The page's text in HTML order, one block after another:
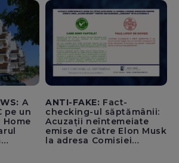
A
pe un
Home
ANTI-FAKE: Fact-
checking-ul săptămânii:
Acuzații neîntemeiate
emise de către Elon Musk
la adresa Comisiei